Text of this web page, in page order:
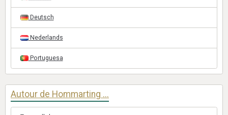
Deutsch
Nederlands
Portuguesa
Autour de Hommarting ...